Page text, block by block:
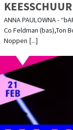
KEESSCHUUR
ANNA PAULOWNA -
Co Feldman (bas),Ton
Noppen [...]